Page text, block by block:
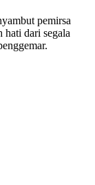
pemirsa
hati dari segala